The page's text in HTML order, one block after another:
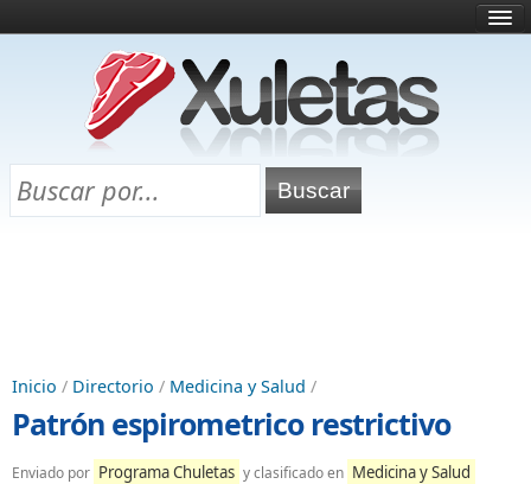
¿Qué es esto?
Directorio
Chuletas para exámenes
Inicio / Directorio / Medicina y Salud /
Patrón espirometrico restrictivo
Enviado por Programa Chuletas y clasificado en Medicina y Salud